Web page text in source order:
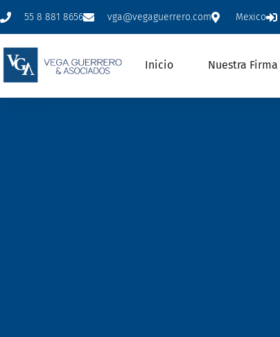
55 8 881 8656 vga@vegaguerrero.com Mexico
Inicio Nuestra Firma